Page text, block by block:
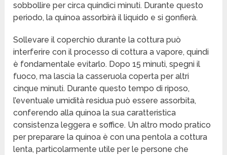
sobbollire per circa quindici minuti. Durante questo
periodo, la quinoa assorbirà il liquido e si gonfierà.
Sollevare il coperchio durante la cottura può
interferire con il processo di cottura a vapore, quindi
è fondamentale evitarlo. Dopo 15 minuti, spegni il
fuoco, ma lascia la casseruola coperta per altri
cinque minuti. Durante questo tempo di riposo,
l’eventuale umidità residua può essere assorbita,
conferendo alla quinoa la sua caratteristica
consistenza leggera e soffice. Un altro modo pratico
per preparare la quinoa è con una pentola a cottura
lenta, particolarmente utile per le persone che